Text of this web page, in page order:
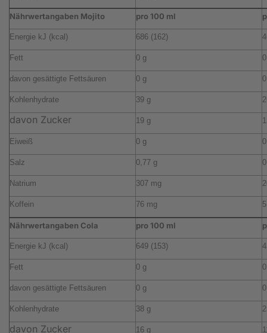
Nährwertangaben Mojito pro 100 ml
Energie kJ (kcal) 686 (162)
Fett 0 g
davon gesättigte Fettsäuren 0 g
Kohlenhydrate 39 g
davon Zucker 19 g
Eiweiß 0 g
Salz 0,77 g
Natrium 307 mg
Koffein 76 mg
Nährwertangaben Cola pro 100 ml
Energie kJ (kcal) 649 (153)
Fett 0 g
davon gesättigte Fettsäuren 0 g
Kohlenhydrate 38 g
davon Zucker 16 g